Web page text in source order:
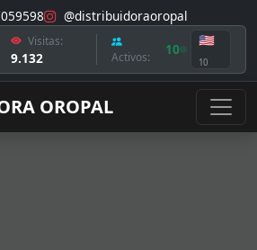
@distribuidoraoropal
Visitas:
9.132 Activos: 10
🇺🇸
10
OROPAL